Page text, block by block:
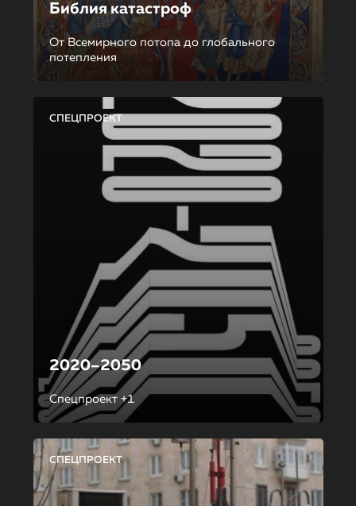
Библия катастроф
От Всемирного потопа до глобального
потепления
СПЕЦПРОЕКТ
2020–2050
Спецпроект +1
СПЕЦПРОЕКТ